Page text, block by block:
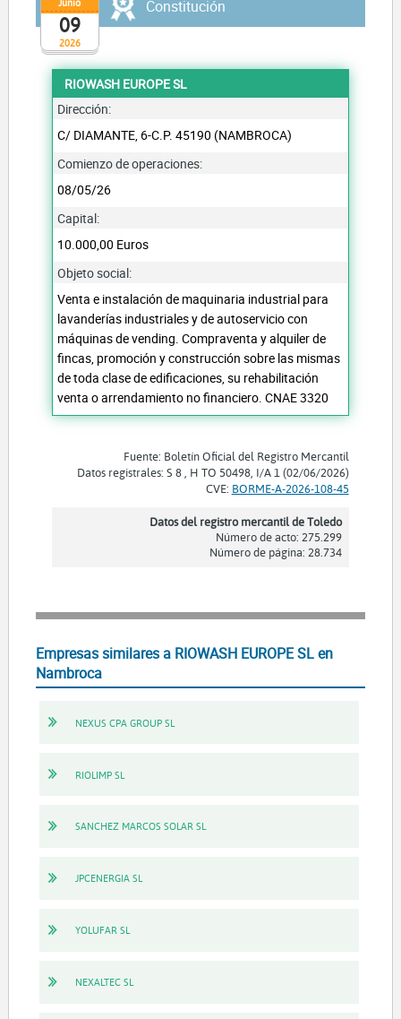
2026
09
Constitución
RIOWASH EUROPE SL
Dirección:
C/ DIAMANTE, 6-C.P. 45190 (NAMBROCA)
Comienzo de operaciones:
08/05/26
Capital:
10.000,00 Euros
Objeto social:
Venta e instalación de maquinaria industrial para
lavanderías industriales y de autoservicio con
máquinas de vending. Compraventa y alquiler de
fincas, promoción y construcción sobre las mismas
de toda clase de edificaciones, su rehabilitación
venta o arrendamiento no financiero. CNAE 3320
Fuente: Boletín Oficial del Registro Mercantil
Datos registrales: S 8 , H TO 50498, I/A 1 (02/06/2026)
CVE: BORME-A-2026-108-45
Datos del registro mercantil de Toledo
Número de acto: 275.299
Número de página: 28.734
Empresas similares a RIOWASH EUROPE SL en
Nambroca
NEXUS CPA GROUP SL
RIOLIMP SL
SANCHEZ MARCOS SOLAR SL
JPCENERGIA SL
YOLUFAR SL
NEXALTEC SL